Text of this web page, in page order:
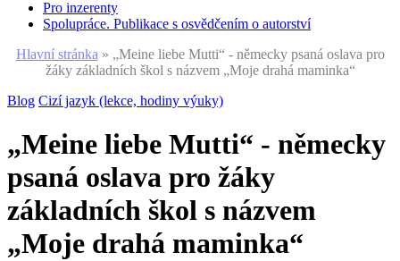
Pro inzerenty
Spolupráce. Publikace s osvědčením o autorství
Hlavní stránka » „Meine liebe Mutti“ - německy psaná oslava pro
žáky základních škol s názvem „Moje drahá maminka“
Blog Cizí jazyk (lekce, hodiny výuky)
„Meine liebe Mutti“ - německy
psaná oslava pro žáky
základních škol s názvem
„Moje drahá maminka“